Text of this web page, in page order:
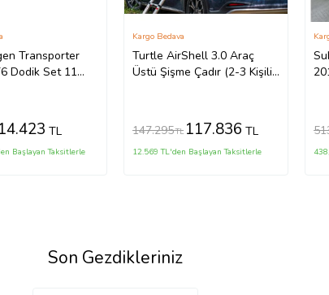
Transporter
Dodik Set 11
14.423 TL
Başlayan Taksitlerle
Turtle AirShell 3.0 Araç
Üstü Şişme Çadır (2-3 Kişilik
Kargo Bedava
147.295TL 117.836 TL
12.569 TL'den Başlayan Taksitlerle
Son Gezdikleriniz